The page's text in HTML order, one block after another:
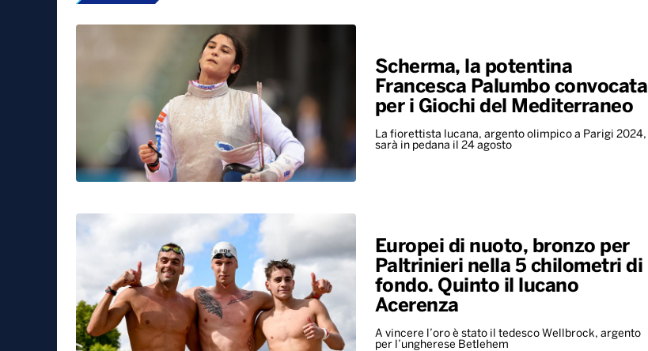
Scherma, la potentina
Francesca Palumbo convocata
per i Giochi del Mediterraneo
La fiorettista lucana, argento olimpico a Parigi 2024,
sarà in pedana il 24 agosto
Europei di nuoto, bronzo per
Paltrinieri nella 5 chilometri di
fondo. Quinto il lucano
Acerenza
A vincere l’oro è stato il tedesco Wellbrock, argento
per l’ungherese Betlehem